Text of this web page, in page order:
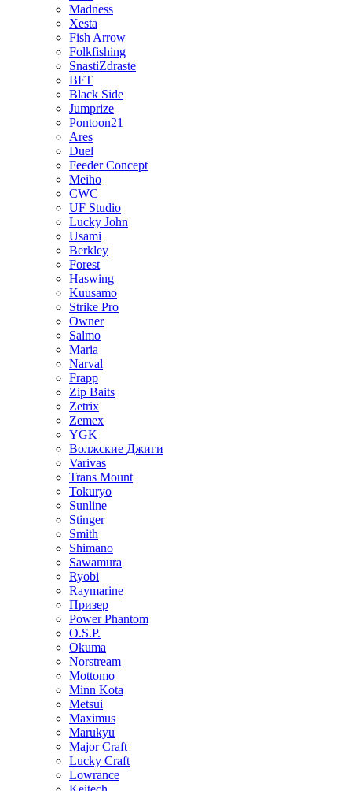
Madness
Xesta
Fish Arrow
Folkfishing
SnastiZdraste
BFT
Black Side
Jumprize
Pontoon21
Ares
Duel
Feeder Concept
Meiho
CWC
UF Studio
Lucky John
Usami
Berkley
Forest
Haswing
Kuusamo
Strike Pro
Owner
Salmo
Maria
Narval
Frapp
Zip Baits
Zetrix
Zemex
YGK
Волжские Джиги
Varivas
Trans Mount
Tokuryo
Sunline
Stinger
Smith
Shimano
Sawamura
Ryobi
Raymarine
Призер
Power Phantom
O.S.P.
Okuma
Norstream
Mottomo
Minn Kota
Metsui
Maximus
Marukyu
Major Craft
Lucky Craft
Lowrance